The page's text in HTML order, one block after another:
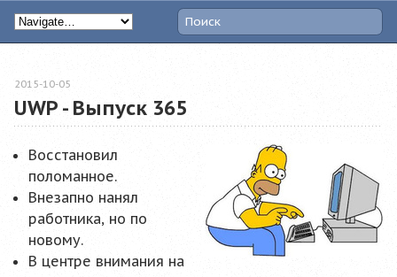
UWP - Выпуск 365
2015-10-05
Восстановил
поломанное.
Внезапно нанял
работника, но по
новому.
В центре внимания на